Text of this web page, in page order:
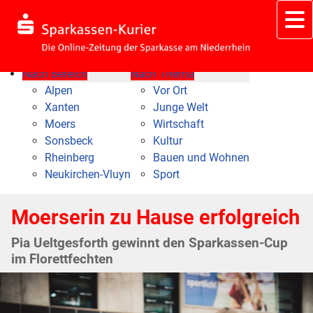
Nach Bereich
Alpen
Xanten
Moers
Sonsbeck
Rheinberg
Neukirchen-Vluyn
Nach Thema
Vor Ort
Junge Welt
Wirtschaft
Kultur
Bauen und Wohnen
Sport
Moerserin zu Hause erfolgreich
Pia Ueltgesforth gewinnt den Sparkassen-Cup
im Florettfechten